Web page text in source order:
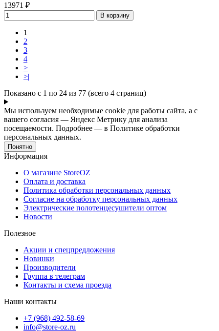
13971 ₽
В корзину
1
2
3
4
>
>|
Показано с 1 по 24 из 77 (всего 4 страниц)
Мы используем необходимые cookie для работы сайта, а с
вашего согласия — Яндекс Метрику для анализа
посещаемости. Подробнее — в Политике обработки
персональных данных.
Понятно
Информация
О магазине StoreOZ
Оплата и доставка
Политика обработки персональных данных
Согласие на обработку персональных данных
Электрические полотенцесушители оптом
Новости
Полезное
Акции и спецпредложения
Новинки
Производители
Группа в телеграм
Контакты и схема проезда
Наши контакты
+7 (968) 492-58-69
info@store-oz.ru